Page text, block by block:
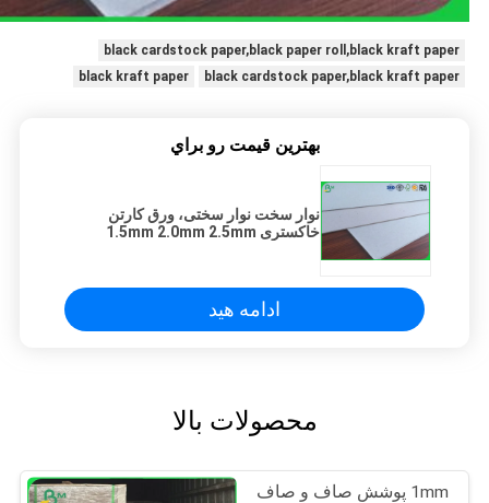
black cardstock paper,black paper roll,black kraft paper
black cardstock paper,black kraft paper
black kraft paper
بهترين قيمت رو براي
نوار سخت نوار سختی، ورق کارتن
خاکستری 1.5mm 2.0mm 2.5mm
ادامه هید
محصولات بالا
1mm پوشش صاف و صاف